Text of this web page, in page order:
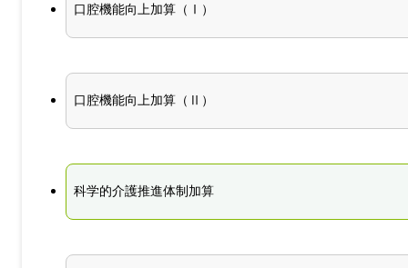
口腔機能向上加算（Ⅰ）
口腔機能向上加算（Ⅱ）
科学的介護推進体制加算